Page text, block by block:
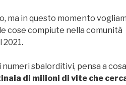
ma in questo momento
cose compiute nella comunità
2021.
sbalorditivi, pensa a cosa
di milioni di vite che